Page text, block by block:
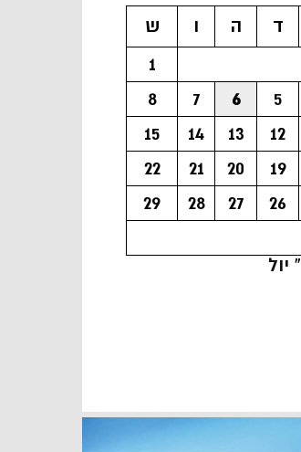
ד ה ו
ש
1
5
6
7
8
12
13
14
15
19
20
21
22
26
27
28
29
« יול